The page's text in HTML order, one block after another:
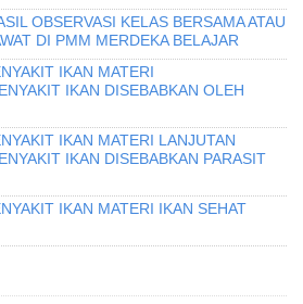
OBSERVASI KELAS BERSAMA ATAU
DI PMM MERDEKA BELAJAR
IKAN MATERI
IKAN DISEBABKAN OLEH
IKAN MATERI LANJUTAN
IKAN DISEBABKAN PARASIT
IKAN MATERI IKAN SEHAT